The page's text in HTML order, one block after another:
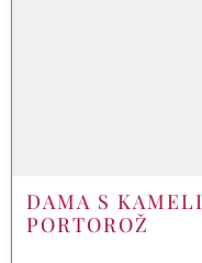
DAMA S
PORTOROŽ